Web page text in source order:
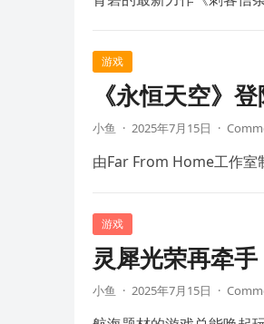
游戏
《永恒天空》
小鱼 · 2025年7月15日 ·
由Far From Home工作
游戏
灵犀光荣再牵
小鱼 · 2025年7月15日 ·